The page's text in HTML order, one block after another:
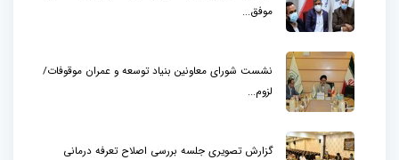
موفق...
نشست شورای معاونین بنیاد توسعه و عمران موقوفات/
لزوم...
گزارش تصویری جلسه بررسی اصلاح تعرفه درمانی